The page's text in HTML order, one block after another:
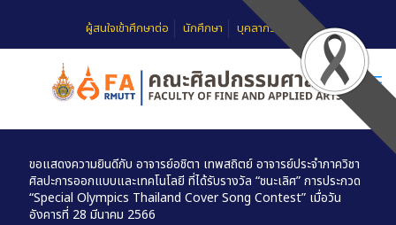
ผู้สนใจเข้าศึกษาต่อ นักศึกษา บุคลากร
ขอแสดงความยินดีกับ อาจารย์อชิตา เทพสถิตย์ อาจารย์ประจำภาควิชา
ศิลปะการออกแบบและเทคโนโลยี ที่ได้รับรางวัล “ชนะเลิศ” การประกวด
“Special Olympics Thailand Cover Song Contest” เมื่อวัน
อังคารที่ 28 มีนาคม 2566